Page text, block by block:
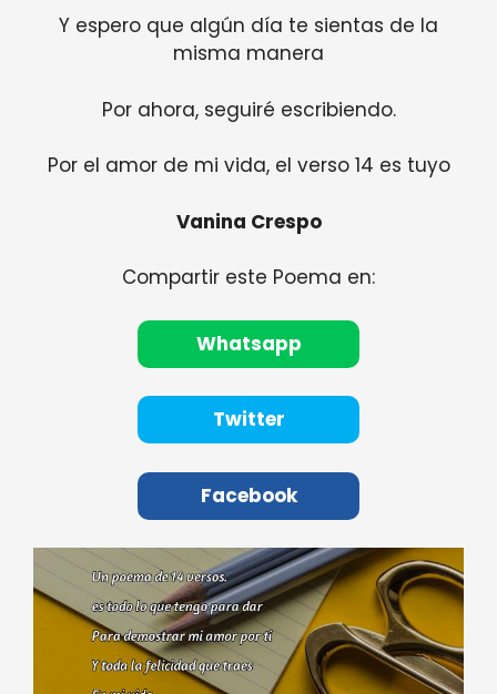
Y espero que algún día te sientas de la
misma manera
Por ahora, seguiré escribiendo.
Por el amor de mi vida, el verso 14 es tuyo
Vanina Crespo
Compartir este Poema en:
Whatsapp
Twitter
Facebook